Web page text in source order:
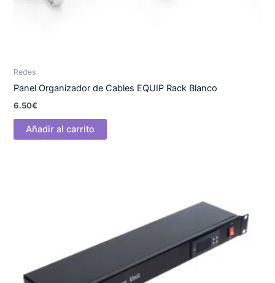
Redes
Panel Organizador de Cables EQUIP Rack Blanco
6.50€
Añadir al carrito